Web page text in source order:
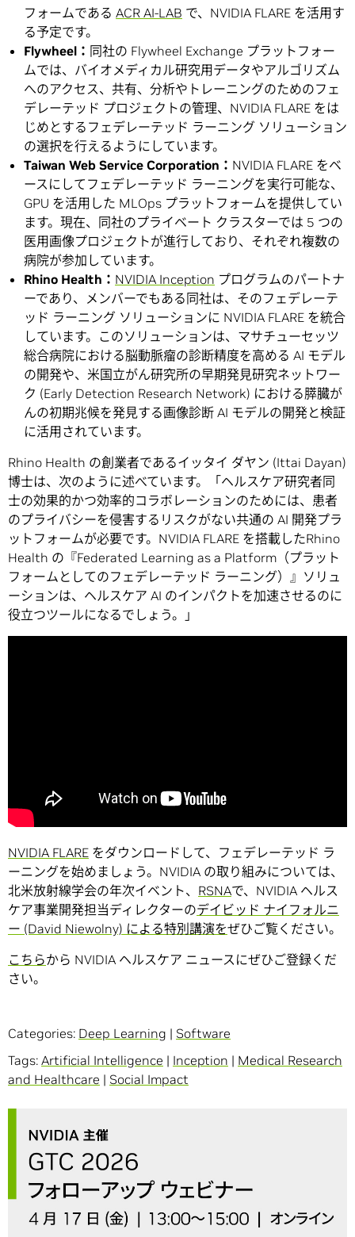
フォームである ACR AI-LAB で、NVIDIA FLARE を活用す
る予定です。
Flywheel： 同社の Flywheel Exchange プラットフォー
ムでは、バイオメディカル研究用データやアルゴリズム
へのアクセス、共有、分析やトレーニングのためのフェ
デレーテッド プロジェクトの管理、NVIDIA FLARE をは
じめとするフェデレーテッド ラーニング ソリューション
の選択を行えるようにしています。
Taiwan Web Service Corporation： NVIDIA FLARE をベ
ースにしてフェデレーテッド ラーニングを実行可能な、
GPU を活用した MLOps プラットフォームを提供してい
ます。現在、同社のプライベート クラスターでは 5 つの
医用画像プロジェクトが進行しており、それぞれ複数の
病院が参加しています。
Rhino Health： NVIDIA Inception プログラムのパートナ
ーであり、メンバーでもある同社は、そのフェデレーテ
ッド ラーニング ソリューションに NVIDIA FLARE を統合
しています。このソリューションは、マサチューセッツ
総合病院における脳動脈瘤の診断精度を高める AI モデル
の開発や、米国立がん研究所の早期発見研究ネットワー
ク (Early Detection Research Network) における膵臓が
んの初期兆候を発見する画像診断 AI モデルの開発と検証
に活用されています。
Rhino Health の創業者であるイッタイ ダヤン (Ittai Dayan)
博士は、次のように述べています。「ヘルスケア研究者同
士の効果的かつ効率的コラボレーションのためには、患者
のプライバシーを侵害するリスクがない共通の AI 開発プラ
ットフォームが必要です。NVIDIA FLARE を搭載したRhino
Health の『Federated Learning as a Platform（プラット
フォームとしてのフェデレーテッド ラーニング）』ソリュ
ーションは、ヘルスケア AI のインパクトを加速させるのに
役立つツールになるでしょう。」
NVIDIA FLARE をダウンロードして、フェデレーテッド ラ
ーニングを始めましょう。NVIDIA の取り組みについては、
北米放射線学会の年次イベント、 RSNAで、NVIDIA ヘルス
ケア事業開発担当ディレクターのデイビッド ナイフォルニ
ー (David Niewolny) による特別講演をぜひご覧ください。
こちらから NVIDIA ヘルスケア ニュースにぜひご登録くだ
さい。
Categories: Deep Learning | Software
Tags: Artificial Intelligence | Inception | Medical Research
and Healthcare | Social Impact